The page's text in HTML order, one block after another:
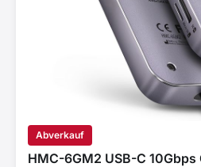
Abverkauf
HMC-6GM2 USB-C 10Gbps